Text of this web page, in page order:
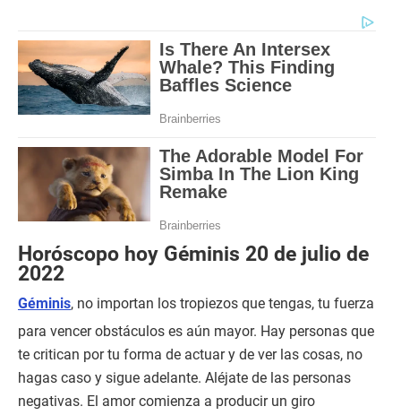
Horóscopo hoy Géminis 20 de julio de
2022
Géminis, no importan los tropiezos que tengas, tu fuerza
para vencer obstáculos es aún mayor. Hay personas que
te critican por tu forma de actuar y de ver las cosas, no
hagas caso y sigue adelante. Aléjate de las personas
negativas. El amor comienza a producir un giro